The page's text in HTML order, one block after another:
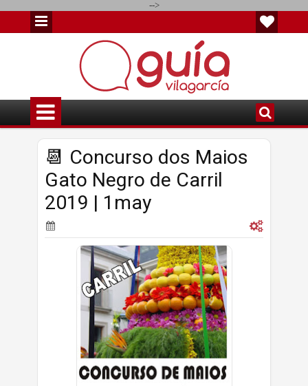
-->
📆 Concurso dos Maios
Gato Negro de Carril
2019 | 1may